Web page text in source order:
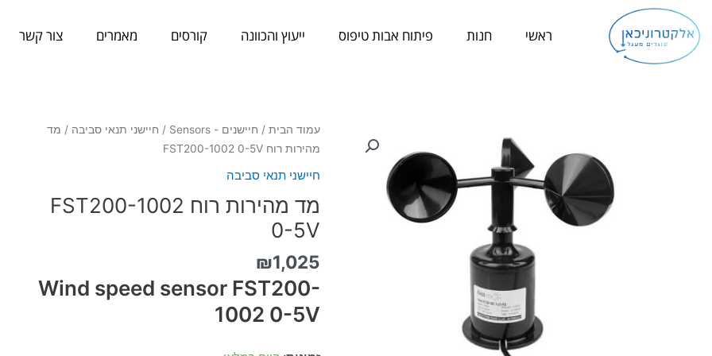
לתוכן
ראשי חנות פיתוח אבות טיפוס ייעוץ והכוונה קורסים מאמרים צור קשר
עמוד הבית/ חיישנים - Sensors / חיישני תנאי סביבה / מד
מהירות רוח FST200-1002 0-5V
חיישני תנאי סביבה
מד מהירות רוח FST200-1002
0-5V
₪1,025
Wind speed sensor FST200-
1002 0-5V
כמות
של
רוח
FST200-
1002
0-
5V